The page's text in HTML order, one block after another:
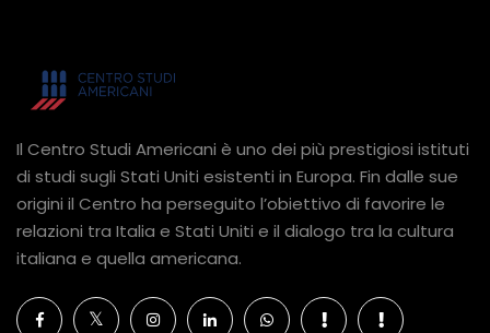
Il Centro Studi Americani è uno dei più prestigiosi istituti
di studi sugli Stati Uniti esistenti in Europa. Fin dalle sue
origini il Centro ha perseguito l’obiettivo di favorire le
relazioni tra Italia e Stati Uniti e il dialogo tra la cultura
italiana e quella americana.